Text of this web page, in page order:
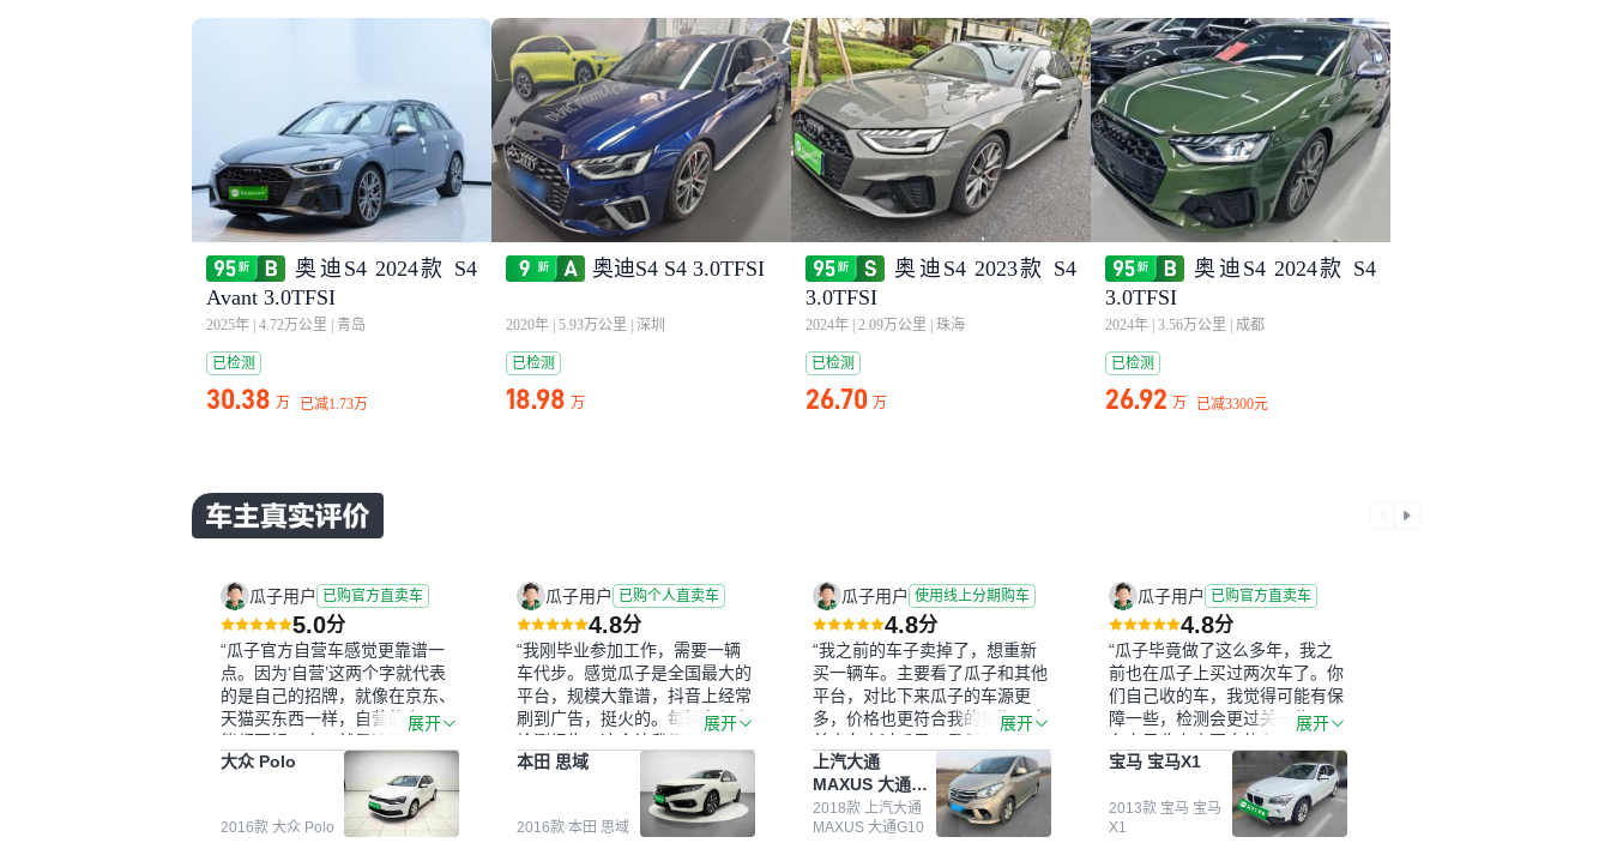
奥迪S4 2024款 S4
Avant 3.0TFSI
2025年 4.72万公里 青岛
已检测
30.38 万 已减1.73万
奥迪S4 S4 3.0TFSI
2020年 5.93万公里 深圳
已检测
18.98 万
奥迪S4 2023款 S4
3.0TFSI
2024年 2.09万公里 珠海
已检测
26.70 万
奥迪S4 2024款 S4
3.0TFSI
2024年 3.56万公里 成都
已检测
26.92 万 已减3300元
瓜子用户 已购官方直卖车
5.0分
“瓜子官方自营车感觉更靠谱一
点。因为‘自营’这两个字就代表
的是自己的招牌，就像在京东、
天猫买东西一样，自营的东西可
能都要好一点。就是这种刻板印
象吧。一开始买二手车的时候，
我确实有担心过事故车、泡水车
这些问题。瓜子的检测报告其实
并不能完全打消顾虑，因为我也
展开
大众 Polo
2016款 大众 Polo
瓜子用户 已购个人直卖车
4.8分
“我刚毕业参加工作，需要一辆
车代步。感觉瓜子是全国最大的
平台，规模大靠谱，抖音上经常
刷到广告，挺火的。每辆车都有
检测报告，这个让我很放心。去
外面买车全凭卖家一张嘴，不敢
买。我买了本田思域，白色，过
户次数少，公里数符合，虽然价
格比我心理预期略高一点，但瓜
展开
本田 思域
2016款 本田 思域
瓜子用户 使用线上分期购车
4.8分
“我之前的车子卖掉了，想重新
买一辆车。主要看了瓜子和其他
平台，对比下来瓜子的车源更
多，价格也更符合我的预期。之
前卖车来过瓜子，虽然价格没谈
成，但APP一直留着。瓜子毕竟
是大平台，整体印象还好。我最
终买了一台上汽大通，18年的
车，公里数9万多，符合我的要
展开
上汽大通
MAXUS 大通
G10
2018款 上汽大通
MAXUS 大通G10
瓜子用户 已购官方直卖车
4.8分
“瓜子毕竟做了这么多年，我之
前也在瓜子上买过两次车了。你
们自己收的车，我觉得可能有保
障一些，检测会更过关一些。平
台自己收上来再卖的车，应该更
可靠。我买的是宝马X1，主要看
中它的价格和公里数比较合适。
另外，瓜子承诺无火烧、无事
故、无泡水、无调表，在平台自
展开
宝马 宝马X1
2013款 宝马 宝马
X1